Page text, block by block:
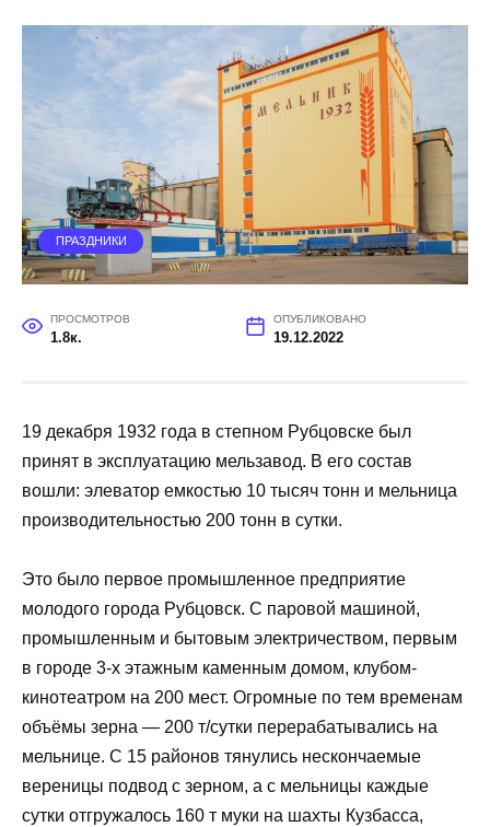
ПРАЗДНИКИ
ПРОСМОТРОВ
1.8к.
ОПУБЛИКОВАНО
19.12.2022
19 декабря 1932 года в степном Рубцовске был
принят в эксплуатацию мельзавод. В его состав
вошли: элеватор емкостью 10 тысяч тонн и мельница
производительностью 200 тонн в сутки.
Это было первое промышленное предприятие
молодого города Рубцовск. С паровой машиной,
промышленным и бытовым электричеством, первым
в городе 3-х этажным каменным домом, клубом-
кинотеатром на 200 мест. Огромные по тем временам
объёмы зерна — 200 т/сутки перерабатывались на
мельнице. С 15 районов тянулись нескончаемые
вереницы подвод с зерном, а с мельницы каждые
сутки отгружалось 160 т муки на шахты Кузбасса,